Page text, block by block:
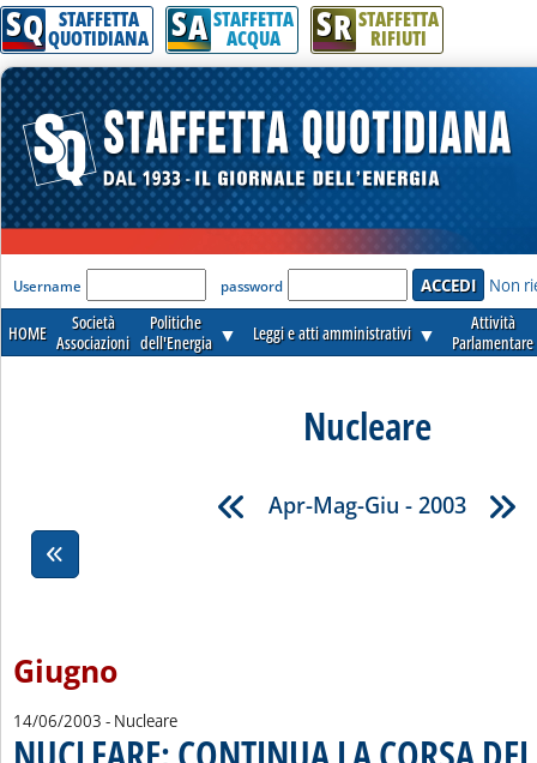
SQ STAFFETTA
QUOTIDIANA SA STAFFETTA
ACQUA SR STAFFETTA
RIFIUTI
'Modulo Login per accedere'
Username password Non
HOME
Società
Associazioni
Politiche
dell'Energia ▼ Leggi e atti amministrativi ▼
Attività
Parlamentare
Nucleare
Apr-Mag-Giu - 2003
Giugno
14/06/2003 - Nucleare